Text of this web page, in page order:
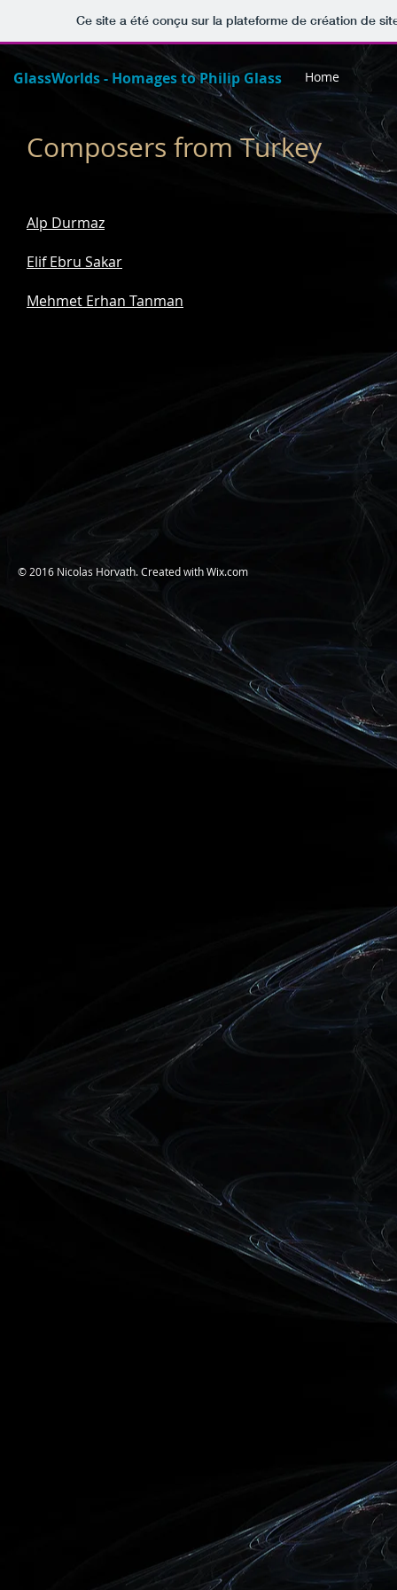
Ce site a été conçu sur la plateforme de création de
Home
GlassWorlds - Homages to Philip Glass
Composers from Turkey
Alp Durmaz
Elif Ebru Sakar
Mehmet Erhan Tanman
© 2016 Nicolas Horvath. Created withWix.com